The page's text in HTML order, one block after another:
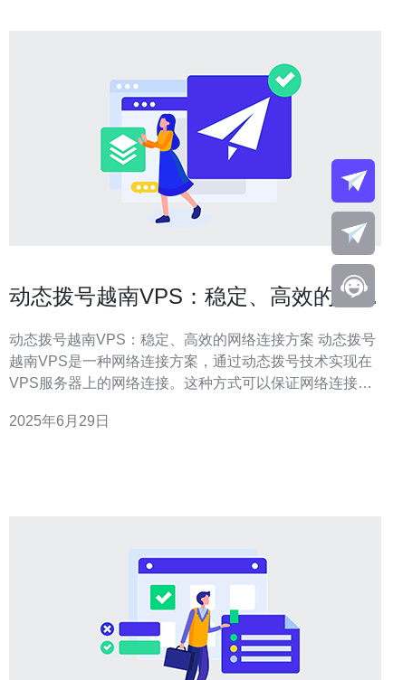
动态拨号越南VPS：稳定、高效的网络
动态拨号越南VPS：稳定、高效的网络连接方案 动态拨号
越南VPS是一种网络连接方案，通过动态拨号技术实现在
VPS服务器上的网络连接。这种方式可以保证网络连接的
越南VPS相比传统的网络连接方式有很多优势，包括： 稳
2025年6月29日